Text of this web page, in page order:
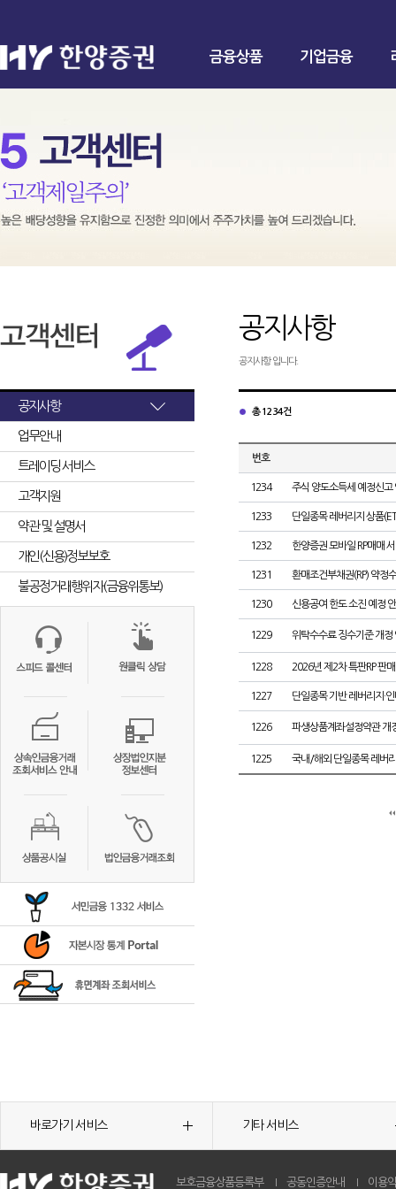
금융상품 기업금융
공지사항
업무안내
트레이딩 서비스
고객지원
약관 및 설명서
개인(신용)정보보호
불공정거래행위자(금융위통보)
공지사항
공지사항 입니다.
총 1234건
번호
1234 주식 양도소득세 예정신고
1233 단일종목 레버리지 상품
1232 한양증권 모바일 RP매매
1231 환매조건부채권(RP) 약정
1230 신용공여 한도 소진 예정
1229 위탁수수료 징수기준 개정
1228 2026년 제2차 특판RP 판매
1227 단일종목 기반 레버리지·
1226 파생상품계좌설정약관 개
1225 국내/해외 단일종목 레버
바로가기 서비스 기타 서비스
보호금융상품등록부 공동인증안내 이용